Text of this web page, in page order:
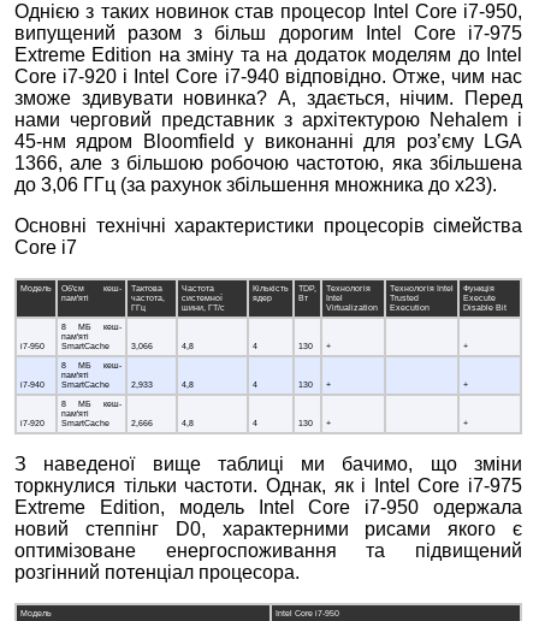
Однією з таких новинок став процесор Intel Core i7-950,
випущений разом з більш дорогим Intel Core i7-975
Extreme Edition на зміну та на додаток моделям до Intel
Core i7-920 і Intel Core i7-940 відповідно. Отже, чим нас
зможе здивувати новинка? А, здається, нічим. Перед
нами черговий представник з архітектурою Nehalem і
45-нм ядром Bloomfield у виконанні для роз’єму LGA
1366, але з більшою робочою частотою, яка збільшена
до 3,06 ГГц (за рахунок збільшення множника до x23).
Основні технічні характеристики процесорів сімейства
Core i7
Модель
Об'єм кеш-
пам'яті
Тактова
частота,
ГГц
Частота
системної
шини, ГТ/с
Кількість
ядер
TDP,
Вт
Технологія
Intel
Virtualization
Технологія Intel
Trusted
Execution
Функція
Execute
Disable Bit
i7-950
8 МБ кеш-
пам'яті
SmartCache
3,066 4,8 4 130 + +
i7-940
8 МБ кеш-
пам'яті
SmartCache
2,933 4,8 4 130 + +
i7-920
8 МБ кеш-
пам'яті
SmartCache
2,666 4,8 4 130 + +
З наведеної вище таблиці ми бачимо, що зміни
торкнулися тільки частоти. Однак, як і Intel Core i7-975
Extreme Edition, модель Intel Core i7-950 одержала
новий степпінг D0, характерними рисами якого є
оптимізоване енергоспоживання та підвищений
розгінний потенціал процесора.
Модель
Intel Core i7-950